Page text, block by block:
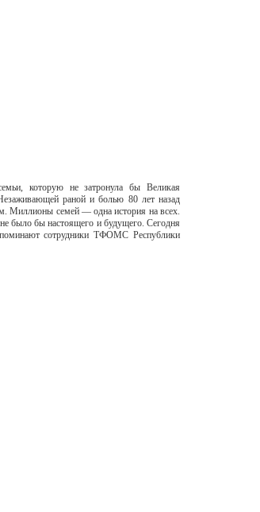
которую не затронула бы Великая
раной и болью 80 лет назад
Миллионы семей — одна история на всех.
было бы настоящего и будущего. Сегодня
сотрудники ТФОМС Республики